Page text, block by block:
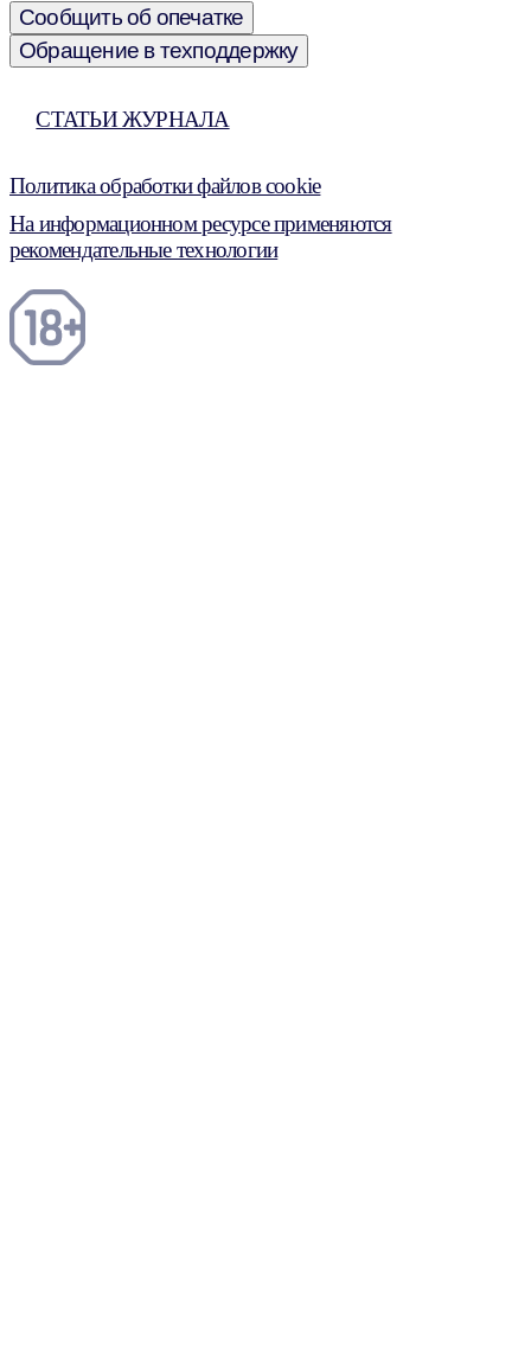
Сообщить об опечатке
Обращение в техподдержку
СТАТЬИ ЖУРНАЛА
Политика обработки файлов cookie
На информационном ресурсе применяются
рекомендательные технологии